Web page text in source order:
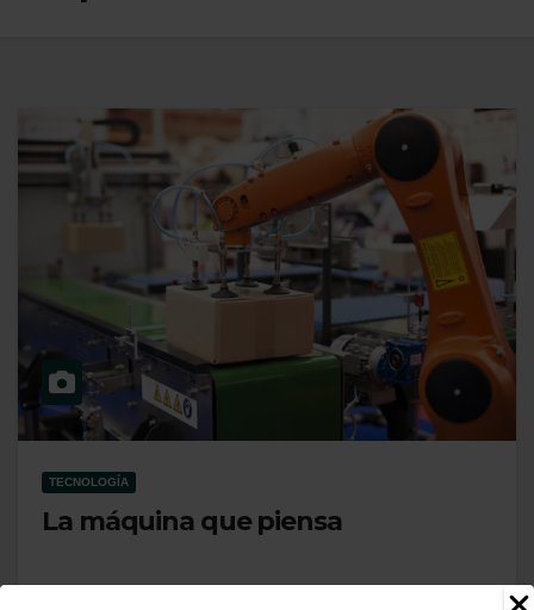
TECNOLOGÍA
La máquina que piensa